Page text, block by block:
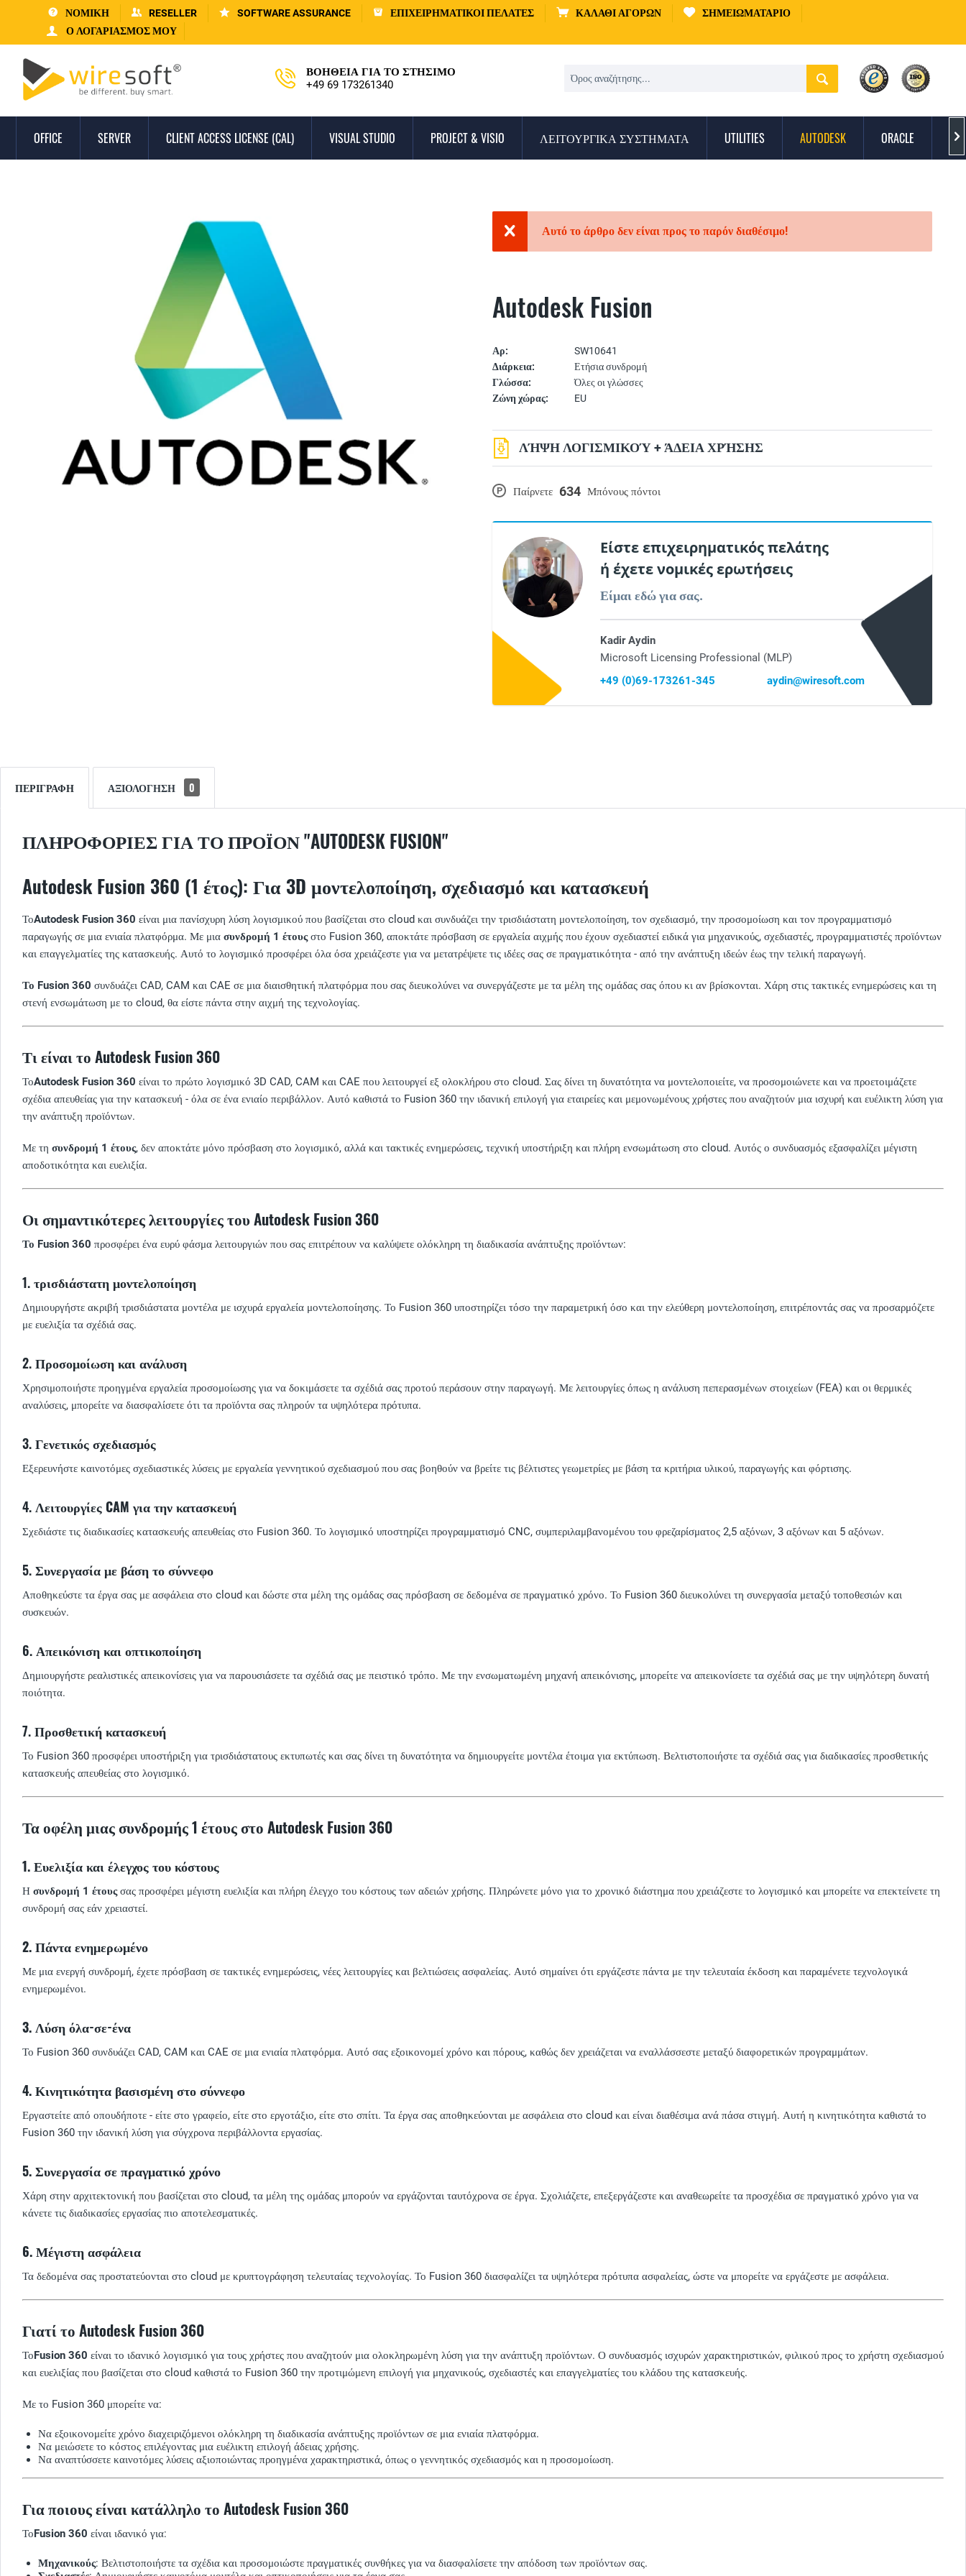
ΝΟΜΙΚΗ RESELLER SOFTWARE ASSURANCE ΕΠΙΧΕΙΡΗΜΑΤΙΚΟΊ ΠΕΛΆΤΕΣ ΚΑΛΆΘΙ ΑΓΟΡΏΝ
ΣΗΜΕΙΩΜΑΤΆΡΙΟ
Ο ΛΟΓΑΡΙΑΣΜΌΣ ΜΟΥ
ΒΟΉΘΕΙΑ ΓΙΑ ΤΟ ΣΤΉΣΙΜΟ
+49 69 173261340
OFFICE SERVER CLIENT ACCESS LICENSE (CAL) VISUAL STUDIO PROJECT & VISIO ΛΕΙΤΟΥΡΓΙΚΆ ΣΥΣΤΉΜΑΤΑ UTILITIES AUTODESK ORACLE 
Αυτό το άρθρο δεν είναι προς το παρόν διαθέσιμο!
Autodesk Fusion
Αρ:
SW10641
Διάρκεια:
Ετήσια συνδρομή
Γλώσσα:
Όλες οι γλώσσες
Ζώνη χώρας:
EU
P Παίρνετε 634 Μπόνους πόντοι
ΛΉΨΗ ΛΟΓΙΣΜΙΚΟΎ + ΆΔΕΙΑ ΧΡΉΣΗΣ
Είστε επιχειρηματικός πελάτης
ή έχετε νομικές ερωτήσεις
Είμαι εδώ για σας.
Kadir Aydin
Microsoft Licensing Professional (MLP)
+49 (0)69-173261-345
aydin@wiresoft.com
ΠΕΡΙΓΡΑΦΉ ΑΞΙΟΛΌΓΗΣΗ 0
ΠΛΗΡΟΦΟΡΊΕΣ ΓΙΑ ΤΟ ΠΡΟΪΌΝ "AUTODESK FUSION"
Autodesk Fusion 360 (1 έτος): Για 3D μοντελοποίηση, σχεδιασμό και κατασκευή
ΤοAutodesk Fusion 360 είναι μια πανίσχυρη λύση λογισμικού που βασίζεται στο cloud και συνδυάζει την τρισδιάστατη μοντελοποίηση, τον σχεδιασμό, την προσομοίωση και τον προγραμματισμό
παραγωγής σε μια ενιαία πλατφόρμα. Με μια συνδρομή 1 έτουςστο Fusion 360, αποκτάτε πρόσβαση σε εργαλεία αιχμής που έχουν σχεδιαστεί ειδικά για μηχανικούς, σχεδιαστές, προγραμματιστές προϊόντων
και επαγγελματίες της κατασκευής. Αυτό το λογισμικό προσφέρει όλα όσα χρειάζεστε για να μετατρέψετε τις ιδέες σας σε πραγματικότητα - από την ανάπτυξη ιδεών έως την τελική παραγωγή.
Το Fusion 360 συνδυάζει CAD, CAM και CAE σε μια διαισθητική πλατφόρμα που σας διευκολύνει να συνεργάζεστε με τα μέλη της ομάδας σας όπου κι αν βρίσκονται. Χάρη στις τακτικές ενημερώσεις και τη
στενή ενσωμάτωση με το cloud, θα είστε πάντα στην αιχμή της τεχνολογίας.
Τι είναι το Autodesk Fusion 360
ΤοAutodesk Fusion 360 είναι το πρώτο λογισμικό 3D CAD, CAM και CAE που λειτουργεί εξ ολοκλήρου στο cloud. Σας δίνει τη δυνατότητα να μοντελοποιείτε, να προσομοιώνετε και να προετοιμάζετε
σχέδια απευθείας για την κατασκευή - όλα σε ένα ενιαίο περιβάλλον. Αυτό καθιστά το Fusion 360 την ιδανική επιλογή για εταιρείες και μεμονωμένους χρήστες που αναζητούν μια ισχυρή και ευέλικτη λύση για
την ανάπτυξη προϊόντων.
Με τη συνδρομή 1 έτους, δεν αποκτάτε μόνο πρόσβαση στο λογισμικό, αλλά και τακτικές ενημερώσεις, τεχνική υποστήριξη και πλήρη ενσωμάτωση στο cloud. Αυτός ο συνδυασμός εξασφαλίζει μέγιστη
αποδοτικότητα και ευελιξία.
Οι σημαντικότερες λειτουργίες του Autodesk Fusion 360
Το Fusion 360 προσφέρει ένα ευρύ φάσμα λειτουργιών που σας επιτρέπουν να καλύψετε ολόκληρη τη διαδικασία ανάπτυξης προϊόντων:
1.τρισδιάστατη μοντελοποίηση
Δημιουργήστε ακριβή τρισδιάστατα μοντέλα με ισχυρά εργαλεία μοντελοποίησης. Το Fusion 360 υποστηρίζει τόσο την παραμετρική όσο και την ελεύθερη μοντελοποίηση, επιτρέποντάς σας να προσαρμόζετε
με ευελιξία τα σχέδιά σας.
2.Προσομοίωση και ανάλυση
Χρησιμοποιήστε προηγμένα εργαλεία προσομοίωσης για να δοκιμάσετε τα σχέδιά σας προτού περάσουν στην παραγωγή. Με λειτουργίες όπως η ανάλυση πεπερασμένων στοιχείων (FEA) και οι θερμικές
αναλύσεις, μπορείτε να διασφαλίσετε ότι τα προϊόντα σας πληρούν τα υψηλότερα πρότυπα.
3.Γενετικός σχεδιασμός
Εξερευνήστε καινοτόμες σχεδιαστικές λύσεις με εργαλεία γεννητικού σχεδιασμού που σας βοηθούν να βρείτε τις βέλτιστες γεωμετρίες με βάση τα κριτήρια υλικού, παραγωγής και φόρτισης.
4. Λειτουργίες CAM για την κατασκευή
Σχεδιάστε τις διαδικασίες κατασκευής απευθείας στο Fusion 360. Το λογισμικό υποστηρίζει προγραμματισμό CNC, συμπεριλαμβανομένου του φρεζαρίσματος 2,5 αξόνων, 3 αξόνων και 5 αξόνων.
5.Συνεργασία με βάση το σύννεφο
Αποθηκεύστε τα έργα σας με ασφάλεια στο cloud και δώστε στα μέλη της ομάδας σας πρόσβαση σε δεδομένα σε πραγματικό χρόνο. Το Fusion 360 διευκολύνει τη συνεργασία μεταξύ τοποθεσιών και
συσκευών.
6. Απεικόνιση και οπτικοποίηση
Δημιουργήστε ρεαλιστικές απεικονίσεις για να παρουσιάσετε τα σχέδιά σας με πειστικό τρόπο. Με την ενσωματωμένη μηχανή απεικόνισης, μπορείτε να απεικονίσετε τα σχέδιά σας με την υψηλότερη δυνατή
ποιότητα.
7.Προσθετική κατασκευή
Το Fusion 360 προσφέρει υποστήριξη για τρισδιάστατους εκτυπωτές και σας δίνει τη δυνατότητα να δημιουργείτε μοντέλα έτοιμα για εκτύπωση. Βελτιστοποιήστε τα σχέδιά σας για διαδικασίες προσθετικής
κατασκευής απευθείας στο λογισμικό.
Τα οφέλη μιας συνδρομής 1 έτους στο Autodesk Fusion 360
1. Ευελιξία και έλεγχος του κόστους
Η συνδρομή 1 έτουςσας προσφέρει μέγιστη ευελιξία και πλήρη έλεγχο του κόστους των αδειών χρήσης. Πληρώνετε μόνο για το χρονικό διάστημα που χρειάζεστε το λογισμικό και μπορείτε να επεκτείνετε τη
συνδρομή σας εάν χρειαστεί.
2. Πάντα ενημερωμένο
Με μια ενεργή συνδρομή, έχετε πρόσβαση σε τακτικές ενημερώσεις, νέες λειτουργίες και βελτιώσεις ασφαλείας. Αυτό σημαίνει ότι εργάζεστε πάντα με την τελευταία έκδοση και παραμένετε τεχνολογικά
ενημερωμένοι.
3. Λύση όλα-σε-ένα
Το Fusion 360 συνδυάζει CAD, CAM και CAE σε μια ενιαία πλατφόρμα. Αυτό σας εξοικονομεί χρόνο και πόρους, καθώς δεν χρειάζεται να εναλλάσσεστε μεταξύ διαφορετικών προγραμμάτων.
4. Κινητικότητα βασισμένη στο σύννεφο
Εργαστείτε από οπουδήποτε - είτε στο γραφείο, είτε στο εργοτάξιο, είτε στο σπίτι. Τα έργα σας αποθηκεύονται με ασφάλεια στο cloud και είναι διαθέσιμα ανά πάσα στιγμή. Αυτή η κινητικότητα καθιστά το
Fusion 360 την ιδανική λύση για σύγχρονα περιβάλλοντα εργασίας.
5. Συνεργασία σε πραγματικό χρόνο
Χάρη στην αρχιτεκτονική που βασίζεται στο cloud, τα μέλη της ομάδας μπορούν να εργάζονται ταυτόχρονα σε έργα. Σχολιάζετε, επεξεργάζεστε και αναθεωρείτε τα προσχέδια σε πραγματικό χρόνο για να
κάνετε τις διαδικασίες εργασίας πιο αποτελεσματικές.
6. Μέγιστη ασφάλεια
Τα δεδομένα σας προστατεύονται στο cloud με κρυπτογράφηση τελευταίας τεχνολογίας. Το Fusion 360 διασφαλίζει τα υψηλότερα πρότυπα ασφαλείας, ώστε να μπορείτε να εργάζεστε με ασφάλεια.
Γιατί το Autodesk Fusion 360
ΤοFusion 360 είναι το ιδανικό λογισμικό για τους χρήστες που αναζητούν μια ολοκληρωμένη λύση για την ανάπτυξη προϊόντων. Ο συνδυασμός ισχυρών χαρακτηριστικών, φιλικού προς το χρήστη σχεδιασμού
και ευελιξίας που βασίζεται στο cloud καθιστά το Fusion 360 την προτιμώμενη επιλογή για μηχανικούς, σχεδιαστές και επαγγελματίες του κλάδου της κατασκευής.
Με το Fusion 360 μπορείτε να:
Να εξοικονομείτε χρόνο διαχειριζόμενοι ολόκληρη τη διαδικασία ανάπτυξης προϊόντων σε μια ενιαία πλατφόρμα.
Να μειώσετε το κόστος επιλέγοντας μια ευέλικτη επιλογή άδειας χρήσης.
Να αναπτύσσετε καινοτόμες λύσεις αξιοποιώντας προηγμένα χαρακτηριστικά, όπως ο γεννητικός σχεδιασμός και η προσομοίωση.
Για ποιους είναι κατάλληλο το Autodesk Fusion 360
ΤοFusion 360 είναι ιδανικό για:
Μηχανικούς: Βελτιστοποιήστε τα σχέδια και προσομοιώστε πραγματικές συνθήκες για να διασφαλίσετε την απόδοση των προϊόντων σας.